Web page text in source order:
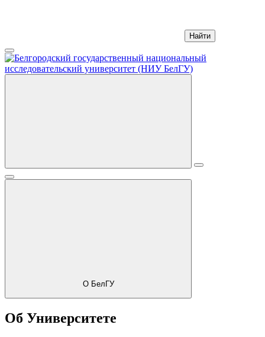
Найти
О БелГУ
Об Университете